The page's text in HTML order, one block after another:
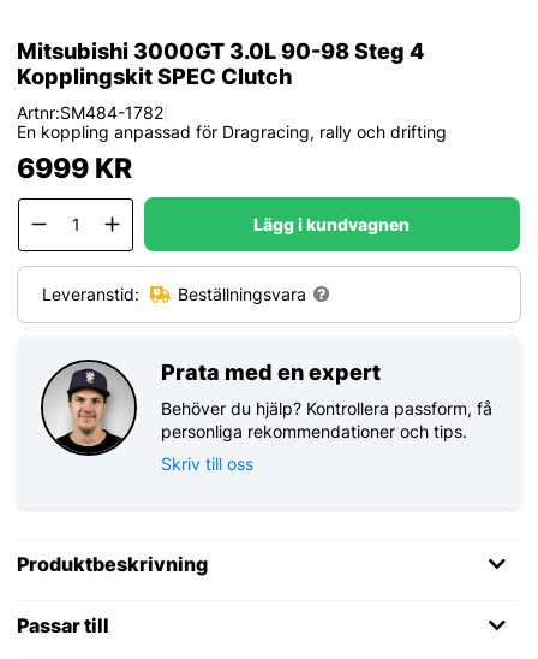
Mitsubishi 3000GT 3.0L 90-98 Steg 4
Kopplingskit SPEC Clutch
Artnr:SM484-1782|
En koppling anpassad för Dragracing, rally och drifting
6999KR
Lägg i kundvagnen
Leveranstid: Beställningsvara
Prata med en expert
Behöver du hjälp? Kontrollera passform, få
personliga rekommendationer och tips.
Skriv till oss
Produktbeskrivning
Passar till